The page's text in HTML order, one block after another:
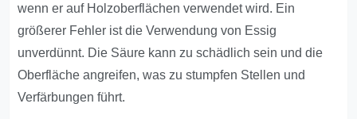
wenn er auf Holzoberflächen verwendet wird. Ein
größerer Fehler ist die Verwendung von Essig
unverdünnt. Die Säure kann zu schädlich sein und die
Oberfläche angreifen, was zu stumpfen Stellen und
Verfärbungen führt.